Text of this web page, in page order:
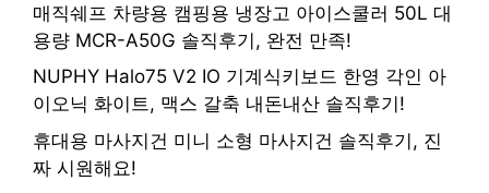
매직쉐프 차량용 캠핑용 냉장고 아이스쿨러 50L 대
용량 MCR-A50G 솔직후기, 완전 만족!
NUPHY Halo75 V2 IO 기계식키보드 한영 각인 아
이오닉 화이트, 맥스 갈축 내돈내산 솔직후기!
휴대용 마사지건 미니 소형 마사지건 솔직후기, 진
짜 시원해요!